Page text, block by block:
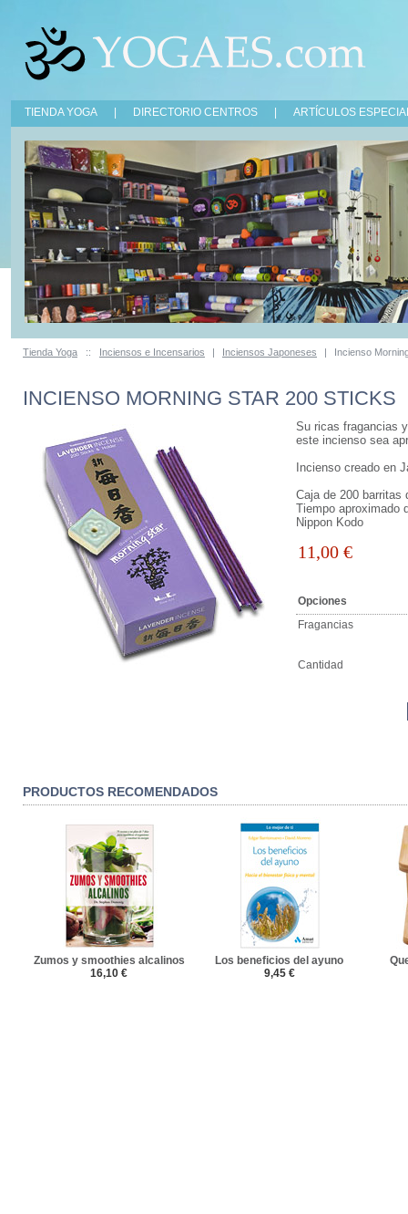
TIENDA YOGA DIRECTORIO CENTROS ARTÍCULOS
Tienda Yoga :: Inciensos e Incensarios | Inciensos Japoneses | Incienso
INCIENSO MORNING STAR 200 STICKS
Su ricas fragancias
este incienso sea
Incienso creado en
Caja de 200 barritas
Tiempo aproximado
Nippon Kodo
11,00 €
Opciones
Fragancias
Cantidad
PRODUCTOS RECOMENDADOS
Zumos y smoothies alcalinos
16,10 €
Los beneficios del ayuno
9,45 €